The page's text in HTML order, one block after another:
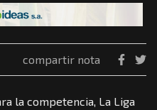
compartir nota
la competencia, La Liga